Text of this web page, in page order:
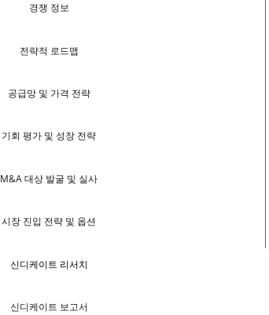
경쟁 정보
전략적 로드맵
공급망 및 가격 전략
기회 평가 및 성장 전략
M&A 대상 발굴 및 실사
시장 진입 전략 및 옵션
신디케이트 리서치
신디케이트 보고서